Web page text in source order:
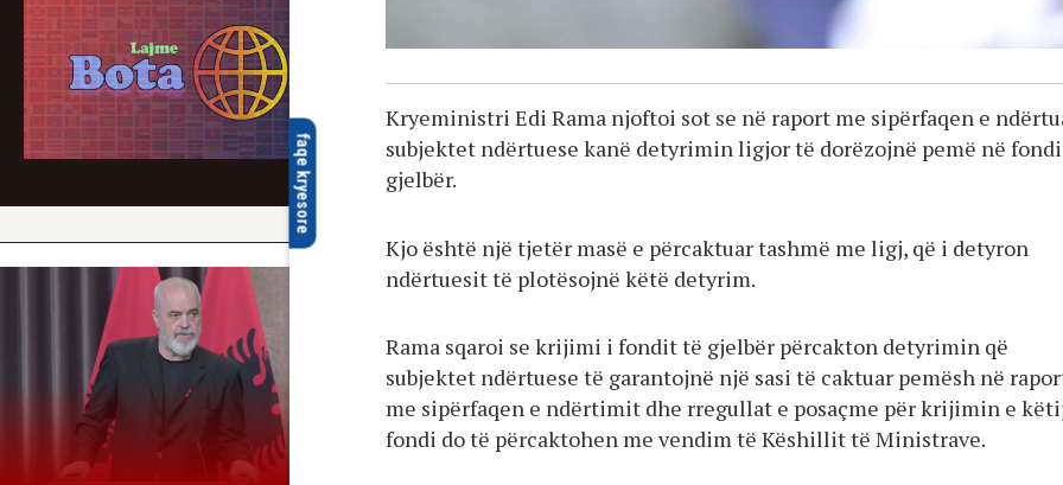
faqe kryesore
Kryeministri Edi Rama njoftoi sot se në raport me sipërfaqen e
subjektet ndërtuese kanë detyrimin ligjor të dorëzojnë pemë në
gjelbër.
Kjo është një tjetër masë e përcaktuar tashmë me ligj, që i detyron
ndërtuesit të plotësojnë këtë detyrim.
Rama sqaroi se krijimi i fondit të gjelbër përcakton detyrimin që
subjektet ndërtuese të garantojnë një sasi të caktuar pemësh në
me sipërfaqen e ndërtimit dhe rregullat e posaçme për krijimin e
fondi do të përcaktohen me vendim të Këshillit të Ministrave.